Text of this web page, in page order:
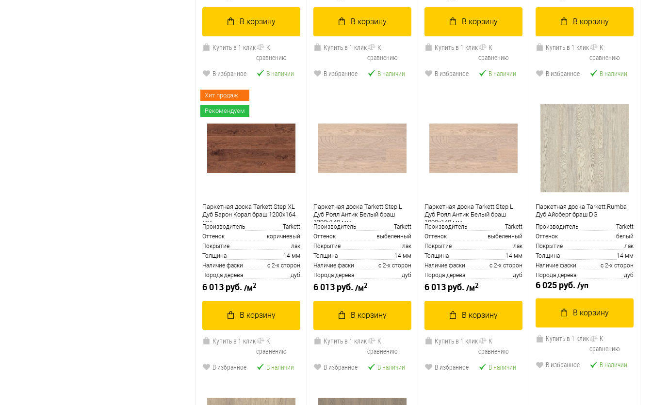
В корзину
Купить в 1 клик
К
сравнению
В избранное
В наличии
В корзину
Купить в 1 клик
К
сравнению
В избранное
В наличии
В корзину
Купить в 1 клик
К
сравнению
В избранное
В наличии
В корзину
Купить в 1 клик
К
сравнению
В избранное
В наличии
Хит продаж
Рекомендуем
Паркетная доска Tarkett Step XL
Дуб Барон Корал браш 1200х164
мм
Производитель
Tarkett
Оттенок
коричневый
Покрытие
лак
Толщина
14 мм
Наличие фаски
с 2-х сторон
Порода дерева
дуб
6 013 руб. /м2
В корзину
Купить в 1 клик
К
сравнению
В избранное
В наличии
Паркетная доска Tarkett Step L
Дуб Роял Антик Белый браш
1200х140 мм
Производитель
Tarkett
Оттенок
выбеленный
Покрытие
лак
Толщина
14 мм
Наличие фаски
с 2-х сторон
Порода дерева
дуб
6 013 руб. /м2
В корзину
Купить в 1 клик
К
сравнению
В избранное
В наличии
Паркетная доска Tarkett Step L
Дуб Роял Антик Белый браш
1000х140 мм
Производитель
Tarkett
Оттенок
выбеленный
Покрытие
лак
Толщина
14 мм
Наличие фаски
с 2-х сторон
Порода дерева
дуб
6 013 руб. /м2
В корзину
Купить в 1 клик
К
сравнению
В избранное
В наличии
Паркетная доска Tarkett Rumba
Дуб Айсберг браш DG
Производитель
Tarkett
Оттенок
белый
Покрытие
лак
Толщина
14 мм
Наличие фаски
с 2-х сторон
Порода дерева
дуб
6 025 руб. /уп
В корзину
Купить в 1 клик
К
сравнению
В избранное
В наличии